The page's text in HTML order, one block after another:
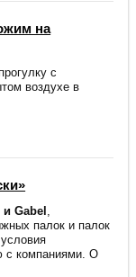
на
с
воздухе в
и Gabel ,
палок и палок
с компаниями. О